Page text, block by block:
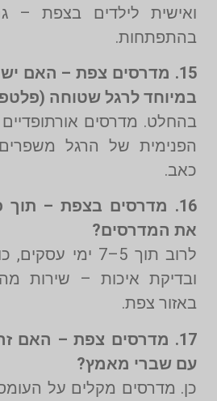
ואישית לילדים בצפת –
בהתפתחות.
15. מדרסים צפת – האם
במיוחד לרגל שטוחה
בהחלט. מדרסים
הפנימית של הרגל
כאב.
16. מדרסים בצפת –
את המדרסים?
לרוב תוך 5–7 ימי
ובדיקת איכות – שירות
באזור צפת.
17. מדרסים צפת – האם
עם שברי מאמץ?
כן. מדרסים מקלים על